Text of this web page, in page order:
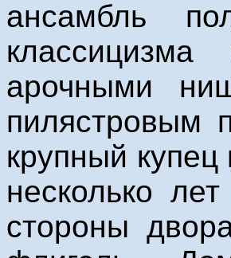
ансамбль
арочными
пилястровым
крупный
несколько
стороны